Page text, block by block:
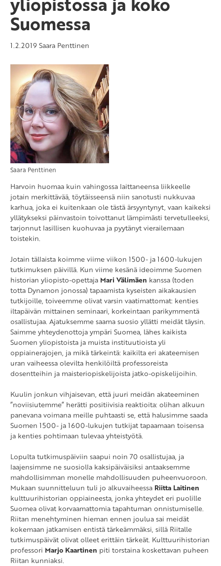
Suomessa
1.2.2019Saara Penttinen
Saara Penttinen
Harvoin huomaa kuin vahingossa laittaneensa liikkeelle
jotain merkittävää, töytäisseensä niin sanotusti nukkuvaa
karhua, joka ei kuitenkaan ole tästä ärsyyntynyt, vaan kaikeksi
yllätykseksi päinvastoin toivottanut lämpimästi tervetulleeksi,
tarjonnut lasillisen kuohuvaa ja pyytänyt vierailemaan
toistekin.
Jotain tällaista koimme viime viikon 1500- ja 1600-lukujen
tutkimuksen päivillä. Kun viime kesänä ideoimme Suomen
historian yliopisto-opettaja Mari Välimäen kanssa (toden
totta Dynamon jonossa) tapaamista kyseisten aikakausien
tutkijoille, toiveemme olivat varsin vaatimattomat: kenties
iltapäivän mittainen seminaari, korkeintaan parikymmentä
osallistujaa. Ajatuksemme saama suosio yllätti meidät täysin.
Saimme yhteydenottoja ympäri Suomea, lähes kaikista
Suomen yliopistoista ja muista instituutioista yli
oppiainerajojen, ja mikä tärkeintä: kaikilta eri akateemisen
uran vaiheessa olevilta henkilöiltä professoreista
dosentteihin ja maisteriopiskelijoista jatko-opiskelijoihin.
Kuulin jonkun vihjaisevan, että juuri meidän akateeminen
”noviisiutemme” herätti positiivisia reaktioita: olihan alkuun
panevana voimana meille puhtaasti se, että halusimme saada
Suomen 1500- ja 1600-lukujen tutkijat tapaamaan toisensa
ja kenties pohtimaan tulevaa yhteistyötä.
Lopulta tutkimuspäiviin saapui noin 70 osallistujaa, ja
laajensimme ne suosiolla kaksipäiväisiksi antaaksemme
mahdollisimman monelle mahdollisuuden puheenvuoroon.
Mukaan suunnitteluun tuli jo alkuvaiheessa Riitta Laitinen
kulttuurihistorian oppiaineesta, jonka yhteydet eri puolille
Suomea olivat korvaamattomia tapahtuman onnistumiselle.
Riitan menehtyminen hieman ennen joulua sai meidät
kokemaan jatkamisen entistä tärkeämmäksi, sillä Riitalle
tutkimuspäivät olivat olleet erittäin tärkeät. Kulttuurihistorian
professori Marjo Kaartinen piti torstaina koskettavan puheen
Riitan kunniaksi.